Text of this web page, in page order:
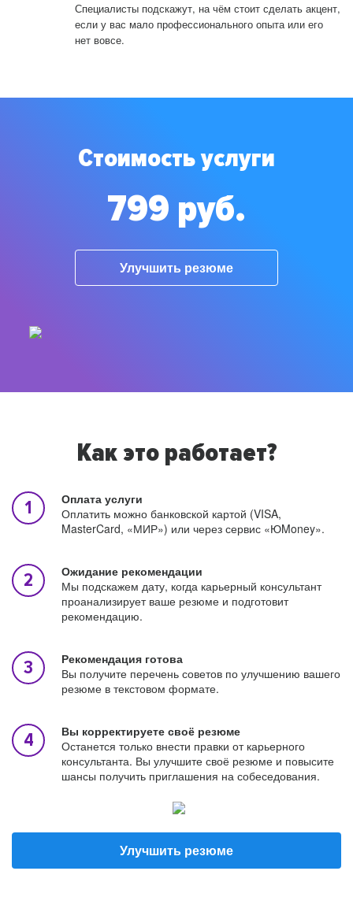
Специалисты подскажут, на чём стоит сделать акцент,
если у вас мало профессионального опыта или его
нет вовсе.
Стоимость услуги
799 руб.
Улучшить резюме
Как это работает?
Оплата услуги
Оплатить можно банковской картой (VISA,
MasterCard, «МИР») или через сервис «ЮMoney».
Ожидание рекомендации
Мы подскажем дату, когда карьерный консультант
проанализирует ваше резюме и подготовит
рекомендацию.
Рекомендация готова
Вы получите перечень советов по улучшению вашего
резюме в текстовом формате.
Вы корректируете своё резюме
Останется только внести правки от карьерного
консультанта. Вы улучшите своё резюме и повысите
шансы получить приглашения на собеседования.
Улучшить резюме